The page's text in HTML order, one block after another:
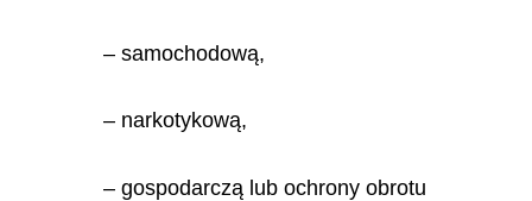
– samochodową,
– narkotykową,
– gospodarczą lub ochrony obrotu